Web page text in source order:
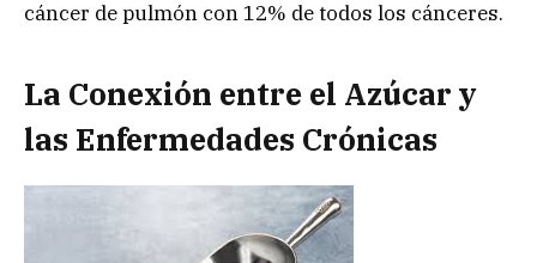
cáncer de pulmón con 12% de todos los cánceres.
La Conexión entre el Azúcar y
las Enfermedades Crónicas